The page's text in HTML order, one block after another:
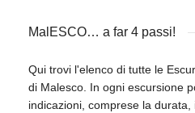
MalESCO… a far 4 passi!
Qui trovi l'elenco di tutte le
di Malesco. In ogni escursione
indicazioni, comprese la